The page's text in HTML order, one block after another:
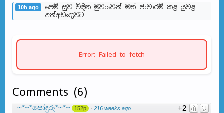
10h ago
පෙම් සුව විඳින මුවාවෙන් මත් ජාවාරම් කළ යුවළ
අත්අඩංගුවට
Error: Failed to fetch
Comments (6)
+2
~*~*සෝඳුරූ*~*~ 152p · 216 weeks ago